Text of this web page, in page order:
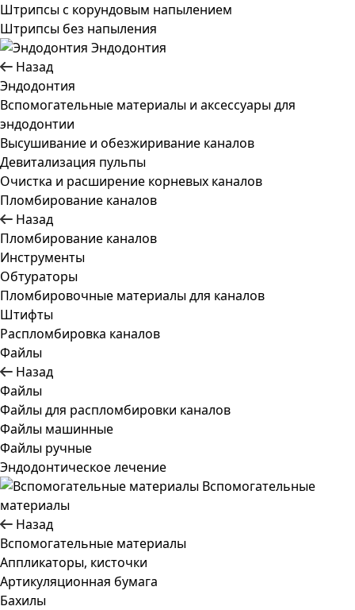
Штрипсы c корундовым напылением
Штрипсы без напыления
Эндодонтия
Назад
Эндодонтия
Вспомогательные материалы и аксессуары для
эндодонтии
Высушивание и обезжиривание каналов
Девитализация пульпы
Очистка и расширение корневых каналов
Пломбирование каналов
Назад
Пломбирование каналов
Инструменты
Обтураторы
Пломбировочные материалы для каналов
Штифты
Распломбировка каналов
Файлы
Назад
Файлы
Файлы для распломбировки каналов
Файлы машинные
Файлы ручные
Эндодонтическое лечение
Вспомогательные
материалы
Назад
Вспомогательные материалы
Аппликаторы, кисточки
Артикуляционная бумага
Бахилы